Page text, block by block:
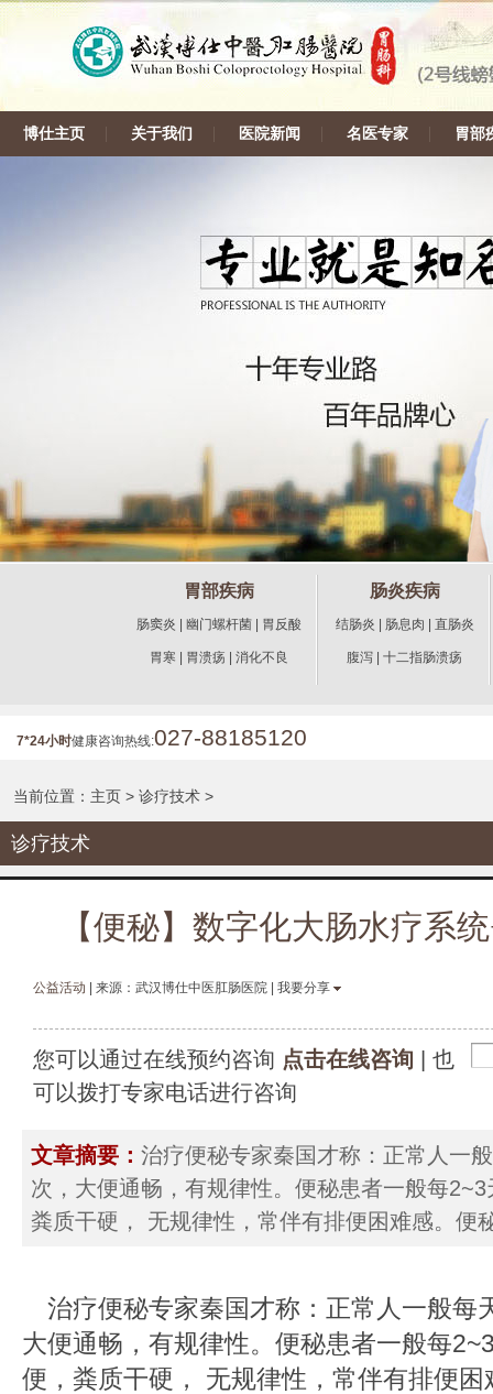
博仕主页 关于我们 医院新闻 名医专家 胃部
胃部疾病
肠窦炎 幽门螺杆菌| 胃反酸
胃寒 胃溃疡 消化不良
肠炎疾病
结肠炎 肠息肉 直肠炎
腹泻 十二指肠溃疡
7*24小时健康咨询热线:027-88185120
当前位置： 主页 > 诊疗技术 >
诊疗技术
【便秘】数字化大肠水疗系
公益活动 | 来源：武汉博仕中医肛肠医院 | 我要分享
您可以通过在线预约咨询 点击在线咨询 | 也
可以拨打专家电话进行咨询
文章摘要： 治疗便秘专家秦国才称：正常人一
次，大便通畅，有规律性。便秘患者一般每
粪质干硬， 无规律性，常伴有排便困难感。便
治疗便秘专家秦国才称：正常人一般每
大便通畅，有规律性。便秘患者一般每
便，粪质干硬， 无规律性，常伴有排便